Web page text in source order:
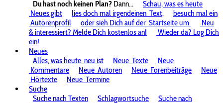
Du hast noch keinen Plan? Dann...
Schau, was es heute
Neues gibt
lies doch mal irgendeinen Text,
besuch mal ein
Autorenprofil
oder sieh Dich auf der Startseite um.
Neu
& interessiert? Melde Dich kostenlos an!
Wieder da? Log Dich
ein!
Neues
Alles, was heute neu ist Neue Texte
Neue
Kommentare
Neue Autoren Neue Forenbeiträge
Neue
Hörtexte
Neue Termine
Suche
Suche nach Texten
Schlagwortsuche
Suche nach